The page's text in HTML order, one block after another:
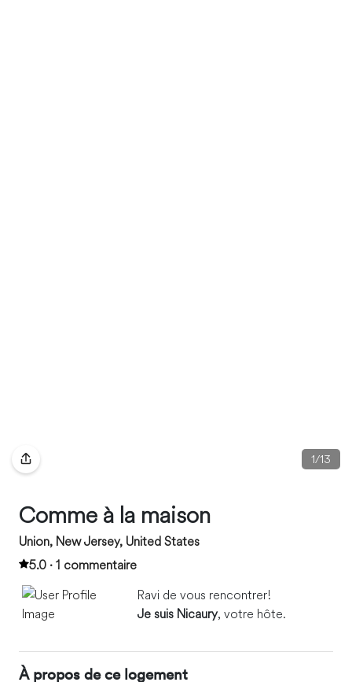
1/13
Comme à la maison
Union, New Jersey, United States
5.0 · 1 commentaire
Ravi de vous rencontrer!
Je suis Nicaury, votre hôte.
À propos de ce logement